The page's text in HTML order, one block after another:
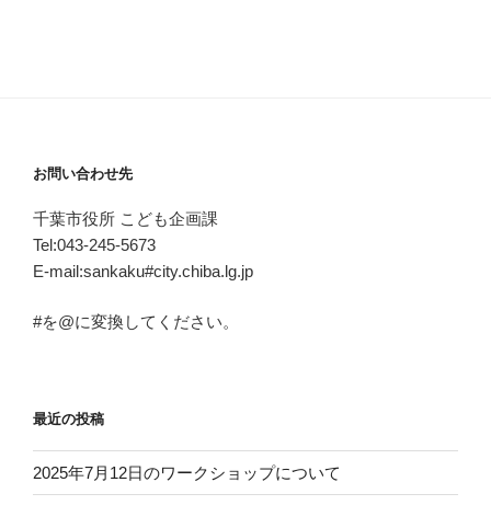
お問い合わせ先
千葉市役所 こども企画課
Tel:043-245-5673
E-mail:sankaku#city.chiba.lg.jp
#を@に変換してください。
最近の投稿
2025年7月12日のワークショップについて